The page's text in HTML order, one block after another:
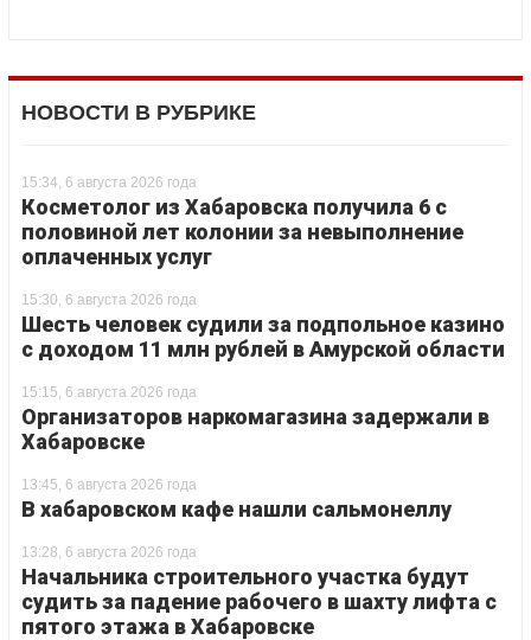
НОВОСТИ В РУБРИКЕ
15:34, 6 августа 2026 года
Косметолог из Хабаровска получила 6 с
половиной лет колонии за невыполнение
оплаченных услуг
15:30, 6 августа 2026 года
Шесть человек судили за подпольное казино
с доходом 11 млн рублей в Амурской области
15:15, 6 августа 2026 года
Организаторов наркомагазина задержали в
Хабаровске
13:45, 6 августа 2026 года
В хабаровском кафе нашли сальмонеллу
13:28, 6 августа 2026 года
Начальника строительного участка будут
судить за падение рабочего в шахту лифта с
пятого этажа в Хабаровске